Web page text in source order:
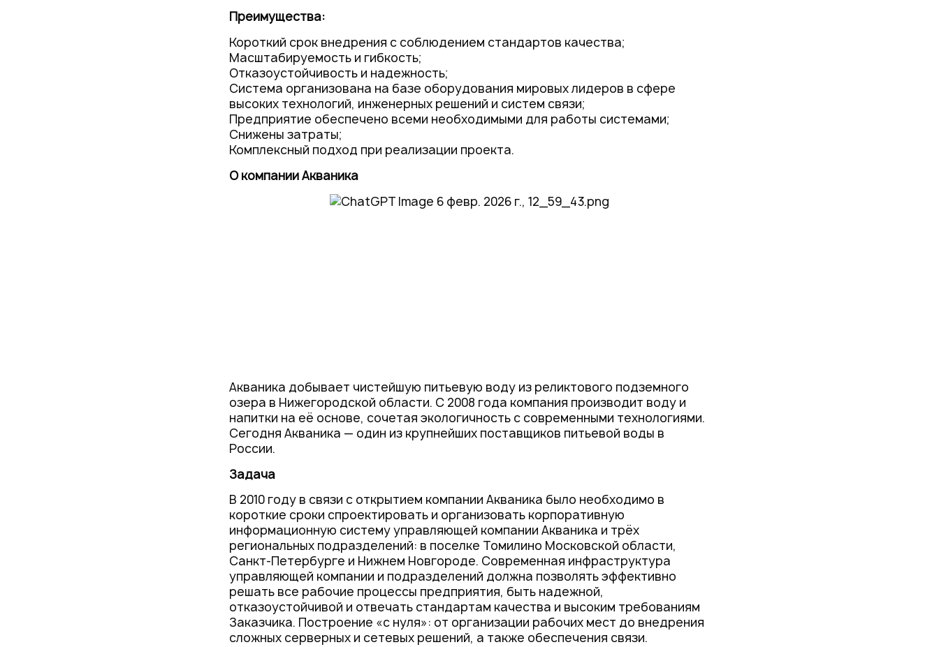
Преимущества:
Короткий срок внедрения с соблюдением стандартов качества;
Масштабируемость и гибкость;
Отказоустойчивость и надежность;
Система организована на базе оборудования мировых лидеров в сфере
высоких технологий, инженерных решений и систем связи;
Предприятие обеспечено всеми необходимыми для работы системами;
Снижены затраты;
Комплексный подход при реализации проекта.
О компании Акваника
Акваника добывает чистейшую питьевую воду из реликтового подземного
озера в Нижегородской области. С 2008 года компания производит воду и
напитки на её основе, сочетая экологичность с современными технологиями.
Сегодня Акваника — один из крупнейших поставщиков питьевой воды в
России.
Задача
В 2010 году в связи с открытием компании Акваника было необходимо в
короткие сроки спроектировать и организовать корпоративную
информационную систему управляющей компании Акваника и трёх
региональных подразделений: в поселке Томилино Московской области,
Санкт-Петербурге и Нижнем Новгороде. Современная инфраструктура
управляющей компании и подразделений должна позволять эффективно
решать все рабочие процессы предприятия, быть надежной,
отказоустойчивой и отвечать стандартам качества и высоким требованиям
Заказчика. Построение «с нуля»: от организации рабочих мест до внедрения
сложных серверных и сетевых решений, а также обеспечения связи.